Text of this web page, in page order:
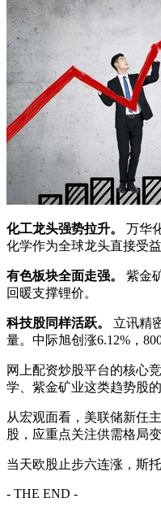
化工龙头强势拉升。
万华
化学作为全球龙头直接受
有色板块全面走强。
紫金
回暖支撑锂价。
科技股同样活跃。
立讯精
量。中际旭创涨6.12%，
网上配资炒股平台的核心
学、紫金矿业这类趋势股
从宏观面看，美联储新任
股，应重点关注供需格局
当天欧股止步六连涨，斯
- THE END -